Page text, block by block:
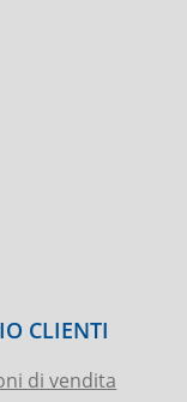
CLIENTI
di vendita